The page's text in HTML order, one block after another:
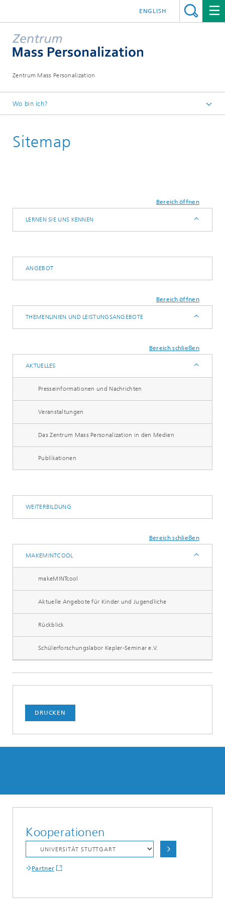
Zentrum Mass Personalization
ENGLISH
Wo bin ich?
Sitemap
Bereich öffnen
LERNEN SIE UNS KENNEN
ANGEBOT
Bereich öffnen
THEMENLINIEN UND LEISTUNGSANGEBOTE
Bereich schließen
AKTUELLES
Presseinformationen und Nachrichten
Veranstaltungen
Das Zentrum Mass Personalization in den Medien
Publikationen
WEITERBILDUNG
Bereich schließen
MAKEMINTCOOL
makeMINTcool
Aktuelle Angebote für Kinder und Jugendliche
Rückblick
Schülerforschungslabor Kepler-Seminar e.V.
DRUCKEN
Kooperationen
Partner